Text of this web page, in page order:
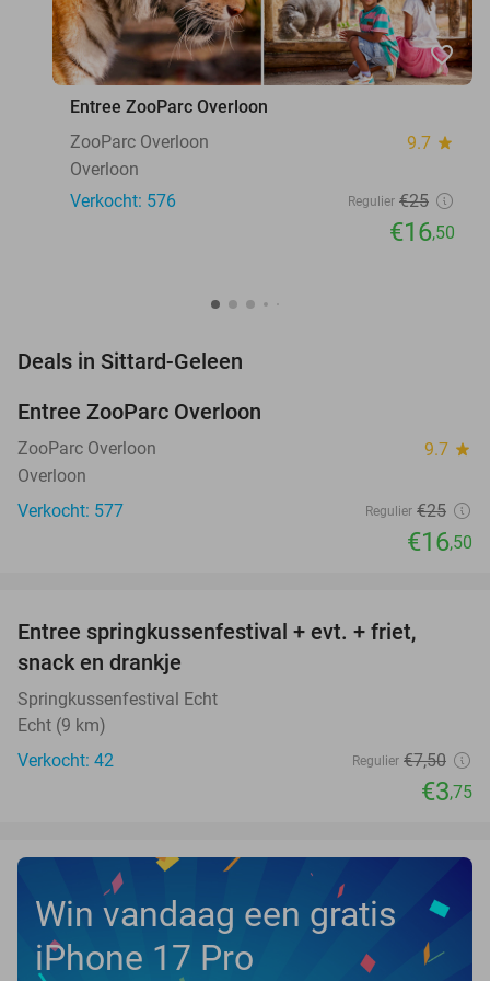
favorite_border
Entree ZooParc Overloon
ZooParc Overloon
9.7 star
Overloon
Verkocht: 576
Regulier €25
€16,50
Deals in Sittard-Geleen
TODAY
Entree ZooParc Overloon
ZooParc Overloon 9.7 star
Overloon
Verkocht: 577
Regulier €25
€16,50
TODAY
Entree springkussenfestival + evt. + friet,
snack en drankje
Springkussenfestival Echt
Echt (9 km)
Verkocht: 42
Regulier €7,50
€3,75
Win vandaag een gratis
iPhone 17 Pro